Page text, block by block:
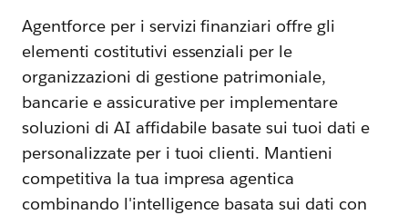
Agentforce per i servizi finanziari offre gli
elementi costitutivi essenziali per le
organizzazioni di gestione patrimoniale,
bancarie e assicurative per implementare
soluzioni di AI affidabile basate sui tuoi dati e
personalizzate per i tuoi clienti. Mantieni
competitiva la tua impresa agentica
combinando l'intelligence basata sui dati con